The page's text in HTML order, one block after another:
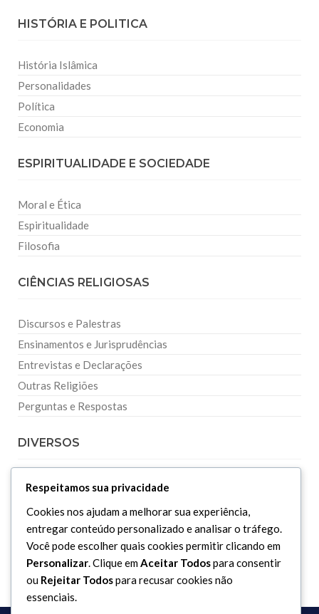
HISTÓRIA E POLITICA
História Islâmica
Personalidades
Política
Economia
ESPIRITUALIDADE E SOCIEDADE
Moral e Ética
Espiritualidade
Filosofia
CIÊNCIAS RELIGIOSAS
Discursos e Palestras
Ensinamentos e Jurisprudências
Entrevistas e Declarações
Outras Religiões
Perguntas e Respostas
DIVERSOS
Curiosidades
Downloads
Respeitamos sua privacidade
Cookies nos ajudam a melhorar sua experiência,
entregar conteúdo personalizado e analisar o tráfego.
Você pode escolher quais cookies permitir clicando em
Personalizar. Clique emAceitar Todospara consentir
ou Rejeitar Todospara recusar cookies não
essenciais.